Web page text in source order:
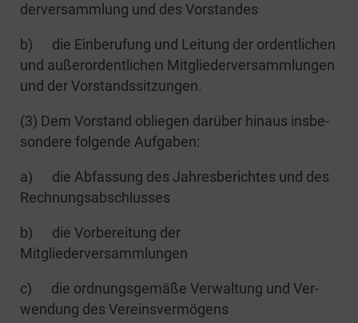
der­ver­samm­lung und des Vorstandes
b) die Ein­be­ru­fung und Lei­tung der ordent­li­chen
und außer­or­dent­li­chen Mit­glie­der­ver­samm­lun­gen
und der Vorstandssitzungen.
(3) Dem Vor­stand oblie­gen dar­über hin­aus ins­be­
son­de­re fol­gen­de Aufgaben:
a) die Abfas­sung des Jah­res­be­rich­tes und des
Rechnungsabschlusses
b) die Vor­be­rei­tung der
Mitgliederversammlungen
c) die ord­nungs­ge­mä­ße Ver­wal­tung und Ver­
wen­dung des Vereinsvermögens